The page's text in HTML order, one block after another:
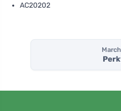
AC20202